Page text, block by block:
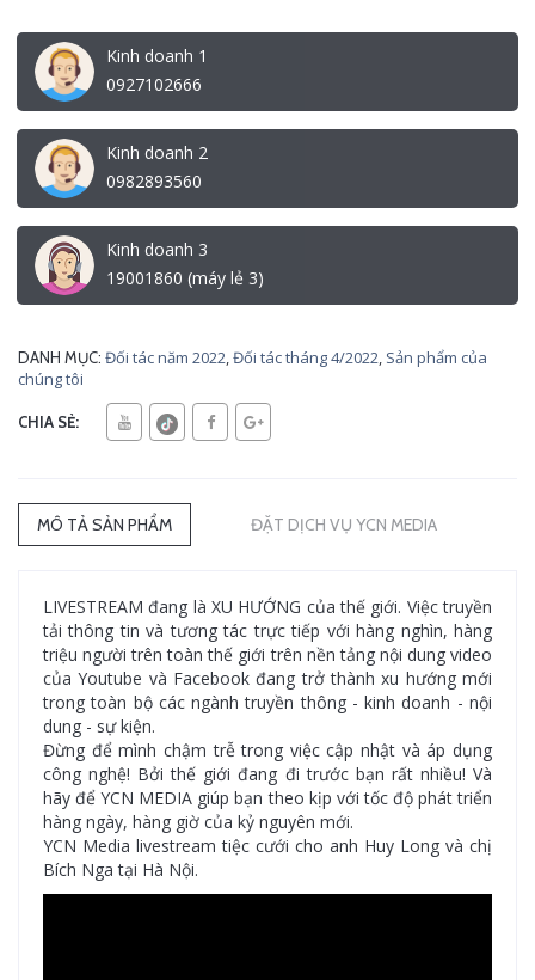
Kinh doanh 1
0927102666
Kinh doanh 2
0982893560
Kinh doanh 3
19001860 (máy lẻ 3)
DANH MỤC: Đối tác năm 2022,Đối tác tháng 4/2022, Sản phẩm của
chúng tôi
CHIA SẺ:
MÔ TẢ SẢN PHẨM ĐẶT DỊCH VỤ YCN MEDIA
LIVESTREAM đang là XU HƯỚNG của thế giới. Việc truyền
tải thông tin và tương tác trực tiếp với hàng nghìn, hàng
triệu người trên toàn thế giới trên nền tảng nội dung video
của Youtube và Facebook đang trở thành xu hướng mới
trong toàn bộ các ngành truyền thông - kinh doanh - nội
dung - sự kiện.
Đừng để mình chậm trễ trong việc cập nhật và áp dụng
công nghệ! Bởi thế giới đang đi trước bạn rất nhiều! Và
hãy để YCN MEDIA giúp bạn theo kịp với tốc độ phát triển
hàng ngày, hàng giờ của kỷ nguyên mới.
YCN Media livestream tiệc cưới cho anh Huy Long và chị
Bích Nga tại Hà Nội.